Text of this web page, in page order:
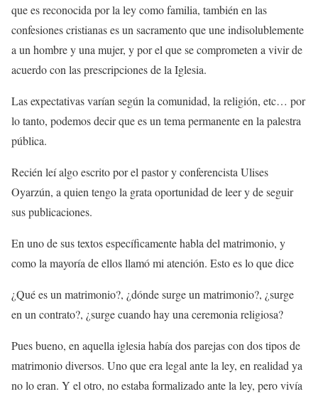
que es reconocida por la ley como familia, también en las
confesiones cristianas es un sacramento que une indisolublemente
a un hombre y una mujer, y por el que se comprometen a vivir de
acuerdo con las prescripciones de la Iglesia.
Las expectativas varían según la comunidad, la religión, etc… por
lo tanto, podemos decir que es un tema permanente en la palestra
pública.
Recién leí algo escrito por el pastor y conferencista Ulises
Oyarzún, a quien tengo la grata oportunidad de leer y de seguir
sus publicaciones.
En uno de sus textos específicamente habla del matrimonio, y
como la mayoría de ellos llamó mi atención. Esto es lo que dice
¿Qué es un matrimonio?, ¿dónde surge un matrimonio?, ¿surge
en un contrato?, ¿surge cuando hay una ceremonia religiosa?
Pues bueno, en aquella iglesia había dos parejas con dos tipos de
matrimonio diversos. Uno que era legal ante la ley, en realidad ya
no lo eran. Y el otro, no estaba formalizado ante la ley, pero vivía